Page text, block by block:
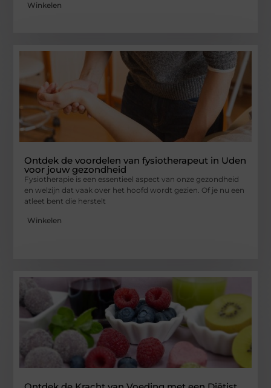
Winkelen
Ontdek de voordelen van fysiotherapeut in Uden
voor jouw gezondheid
Fysiotherapie is een essentieel aspect van onze gezondheid
en welzijn dat vaak over het hoofd wordt gezien. Of je nu een
atleet bent die herstelt
Winkelen